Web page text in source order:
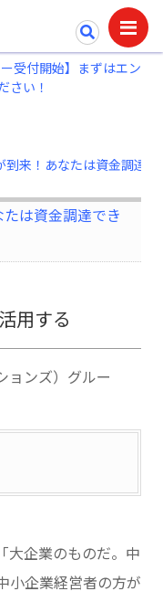
受付開始】まずはエン
さい！
到来！あなたは資金調達で
たは資金調達でき
用する
ンズ）グルー
大企業のものだ。中
小企業経営者の方が